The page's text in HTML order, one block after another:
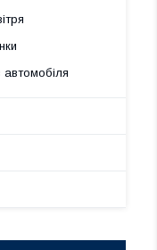
автомобіля